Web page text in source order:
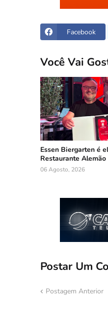
Facebook
Você Vai
Essen Biergarten é
Restaurante
06 Agosto, 2026
Postar Um
Postagem Anterior